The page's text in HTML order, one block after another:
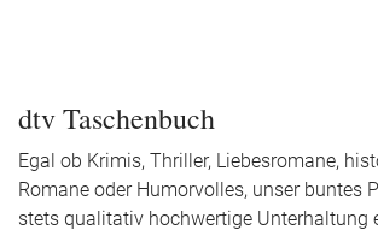
dtv Taschenbuch
Egal ob Krimis, Thriller, Liebesromane,
Romane oder Humorvolles, unser buntes
stets qualitativ hochwertige Unterhaltung